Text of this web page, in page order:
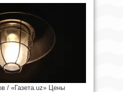
/ «Газета.uz» Цены